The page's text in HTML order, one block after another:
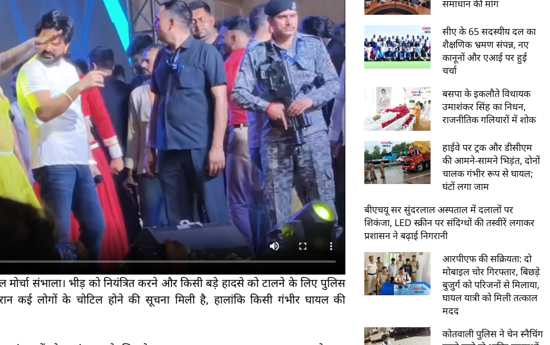
मोर्चा संभाला। भीड़ को नियंत्रित करने और किसी बड़े हादसे को टालने के लिए पुलिस
कई लोगों के चोटिल होने की सूचना मिली है, हालांकि किसी गंभीर घायल की
समाधान की मांग
सीए के 65 सदस्यीय दल का
शैक्षणिक भ्रमण संपन्न, नए
कानूनों और एआई पर हुई
चर्चा
बसपा के इकलौते विधायक
उमाशंकर सिंह का निधन,
राजनीतिक गलियारों में शोक
हाईवे पर ट्रक और डीसीएम
की आमने-सामने भिड़ंत, दोनों
चालक गंभीर रूप से घायल;
घंटों लगा जाम
बीएचयू सर सुंदरलाल अस्पताल में दलालों पर
शिकंजा, LED स्क्रीन पर संदिग्धों की तस्वीरें लगाकर
प्रशासन ने बढ़ाई निगरानी
आरपीएफ की सक्रियता: दो
मोबाइल चोर गिरफ्तार, बिछड़े
बुजुर्ग को परिजनों से मिलाया,
घायल यात्री को मिली तत्काल
मदद
कोतवाली पुलिस ने चेन स्नैचिंग